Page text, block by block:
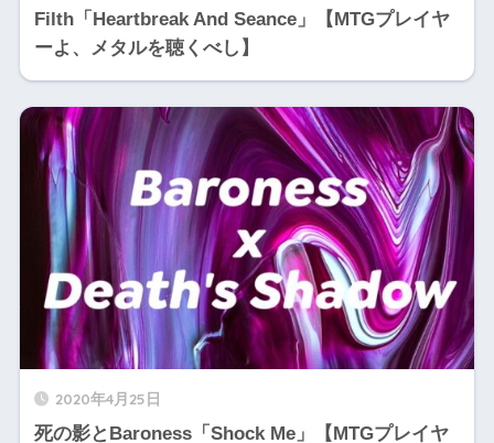
Filth「Heartbreak And Seance」【MTGプレイヤ
ーよ、メタルを聴くべし】
2020年4月25日
死の影とBaroness「Shock Me」【MTGプレイヤ